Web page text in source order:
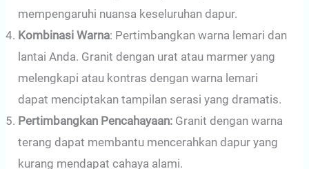
mempengaruhi nuansa keseluruhan dapur.
Kombinasi Warna: Pertimbangkan warna lemari dan
lantai Anda. Granit dengan urat atau marmer yang
melengkapi atau kontras dengan warna lemari
dapat menciptakan tampilan serasi yang dramatis.
Pertimbangkan Pencahayaan: Granit dengan warna
terang dapat membantu mencerahkan dapur yang
kurang mendapat cahaya alami.